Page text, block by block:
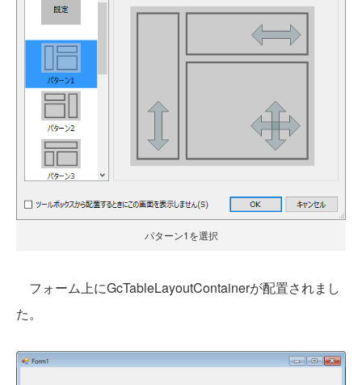
パターン1を選択
フォーム上にGcTableLayoutContainerが配置されまし
た。